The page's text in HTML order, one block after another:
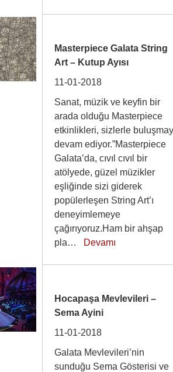
Masterpiece Galata String
Art – Kutup Ayısı
11-01-2018
Sanat, müzik ve keyfin bir
arada olduğu Masterpiece
etkinlikleri, sizlerle
devam ediyor.”Masterpiece
Galata’da, cıvıl cıvıl bir
atölyede, güzel müzikler
eşliğinde sizi giderek
popülerleşen String Art’ı
deneyimlemeye
çağırıyoruz.Ham bir ahşap
pla… Devamı
Hocapaşa Mevlevileri –
Sema Ayini
11-01-2018
Galata Mevlevileri’nin
sunduğu Sema Gösterisi ve